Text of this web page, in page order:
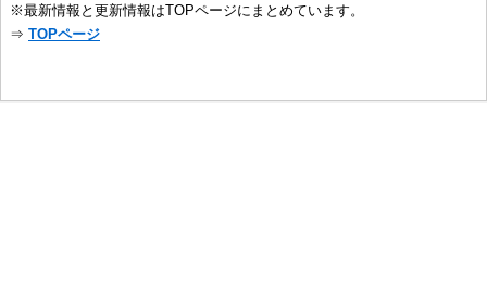
※最新情報と更新情報はTOPページにまとめています。
⇒ TOPページ